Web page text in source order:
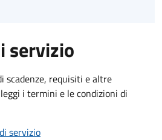
servizio
scadenze, requisiti e altre
i termini e le condizioni di
servizio